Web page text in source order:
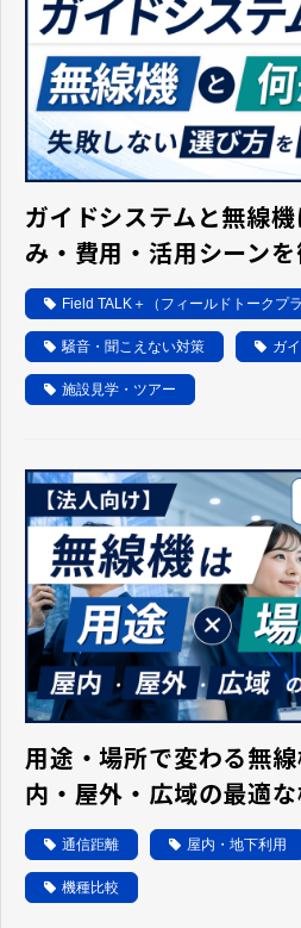
ガイドシステムと無線
み・費用・活用シーン
Field TALK＋（フィールドトークプラ
騒音・聞こえない対策 ガ
施設見学・ツアー
用途・場所で変わる無
内・屋外・広域の最適
通信距離 屋内・地下利用
機種比較